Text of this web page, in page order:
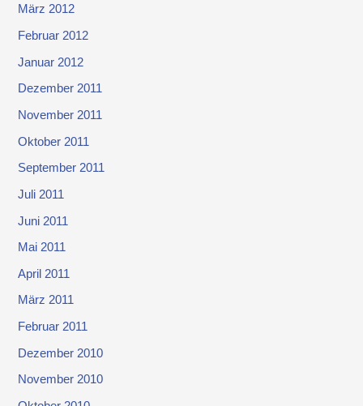
März 2012
Februar 2012
Januar 2012
Dezember 2011
November 2011
Oktober 2011
September 2011
Juli 2011
Juni 2011
Mai 2011
April 2011
März 2011
Februar 2011
Dezember 2010
November 2010